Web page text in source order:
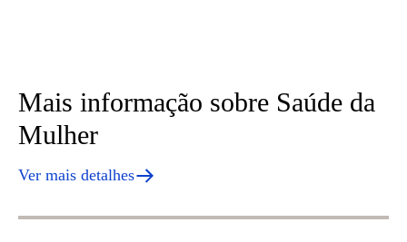
Mais informação sobre Saúde da
Mulher
Ver mais detalhes